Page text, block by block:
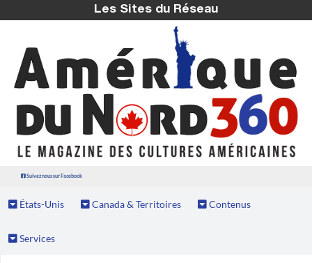
Les Sites du Réseau
Suivez nous sur Facebook
États-Unis Canada & Territoires Contenus
Services